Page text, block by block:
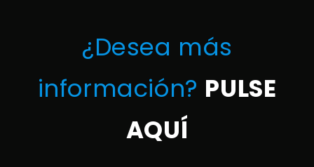
¿Desea más
información? PULSE
AQUÍ